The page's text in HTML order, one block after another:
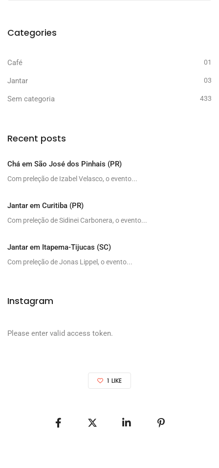
Categories
Café 01
Jantar 03
Sem categoria 433
Recent posts
Chá em São José dos Pinhais (PR)
Com preleção de Izabel Velasco, o evento...
Jantar em Curitiba (PR)
Com preleção de Sidinei Carbonera, o evento...
Jantar em Itapema-Tijucas (SC)
Com preleção de Jonas Lippel, o evento...
Instagram
Please enter valid access token.
1 LIKE